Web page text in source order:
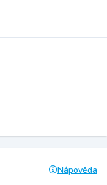
Nápověda